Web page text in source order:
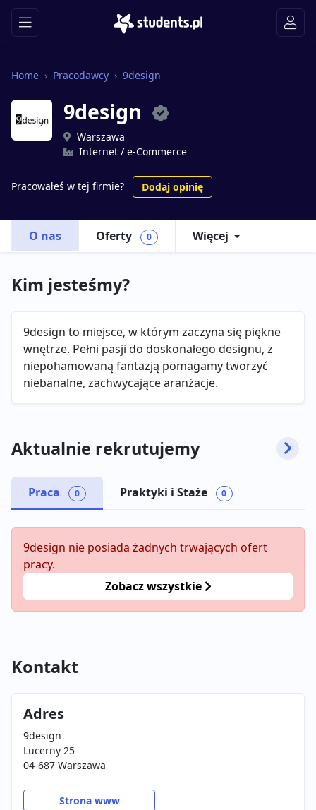
Home Pracodawcy 9design
9design
Warszawa
Internet / e-Commerce
Pracowałeś w tej firmie? Dodaj opinię
O nas Oferty 0 Więcej
Kim jesteśmy?
9design to miejsce, w którym zaczyna się piękne
wnętrze. Pełni pasji do doskonałego designu, z
niepohamowaną fantazją pomagamy tworzyć
niebanalne, zachwycające aranżacje.
Aktualnie rekrutujemy
Praca 0 Praktyki i Staże 0
9design nie posiada żadnych trwających ofert
pracy.
Zobacz wszystkie
Kontakt
Adres
9design
Lucerny 25
04-687 Warszawa
Strona www